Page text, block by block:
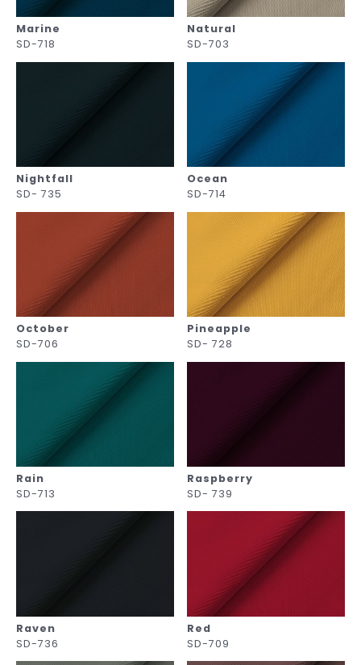
Marine
SD-718
Natural
SD-703
Nightfall
SD- 735
Ocean
SD-714
October
SD-706
Pineapple
SD- 728
Rain
SD-713
Raspberry
SD- 739
Raven
SD-736
Red
SD-709